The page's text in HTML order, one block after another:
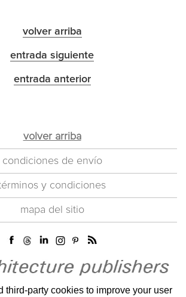
volver arriba
entrada siguiente
entrada anterior
volver arriba
condiciones de envío
y condiciones
mapa del sitio
third-party cookies to improve your user